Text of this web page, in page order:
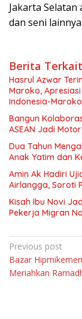
Jakarta
dan seni
Berita Terkait
Hasrul Azwar
Maroko,
Indonesia-Maroko
Bangun
ASEAN Jadi
Dua Tahun
Anak Yatim dan
Amin Ak Hadiri
Airlangga, Soroti
Kisah Ibu Novi
Pekerja Migran
Navigasi
pos
Previous post
Bazar
Meriahkan